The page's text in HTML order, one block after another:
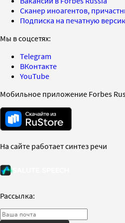
Сканер иноагентов,
Подписка на печатную
Мы в соцсетях:
Telegram
ВКонтакте
YouTube
Мобильное приложение Forbes
На сайте работает синтез речи
Рассылка: